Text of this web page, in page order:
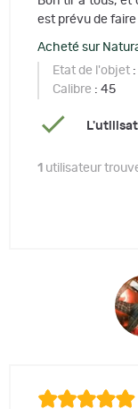
est prévu de
Acheté sur
Etat de l'objet
Calibre : 45
1 utilisateur